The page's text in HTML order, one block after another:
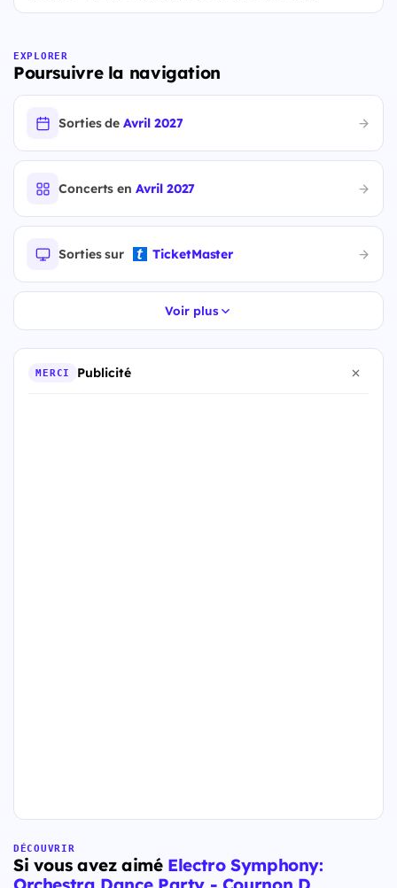
EXPLORER
Poursuivre la navigation
Sorties deAvril 2027
Concerts enAvril 2027
Sorties sur TicketMaster
Voir plus
MERCI Publicité
DÉCOUVRIR
Si vous avez aimé Electro Symphony: